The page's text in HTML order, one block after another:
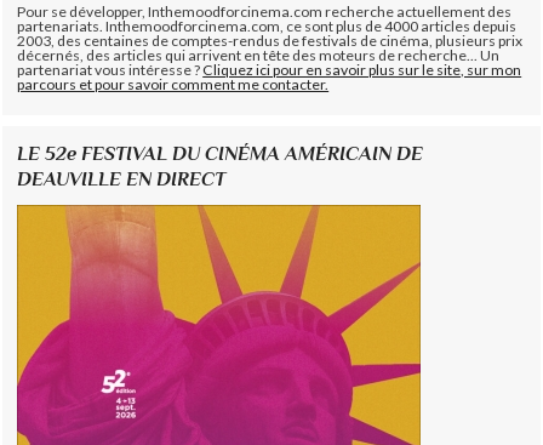
Pour se développer, Inthemoodforcinema.com recherche actuellement des
partenariats. Inthemoodforcinema.com, ce sont plus de 4000 articles depuis
2003, des centaines de comptes-rendus de festivals de cinéma, plusieurs prix
décernés, des articles qui arrivent en tête des moteurs de recherche... Un
partenariat vous intéresse ?Cliquez ici pour en savoir plus sur le site, sur mon
parcours et pour savoir comment me contacter.
LE 52e FESTIVAL DU CINÉMA AMÉRICAIN DE
DEAUVILLE EN DIRECT